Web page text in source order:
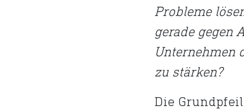
Probleme
gerade gegen
Unternehmen
zu stärken?
Die